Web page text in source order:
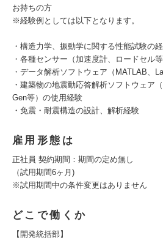
お持ちの方
※経験例としては以下となります。
・構造力学、振動学に関する性能試験の
・各種センサー（加速度計、ロードセル
・データ解析ソフトウェア（MATLAB、
・建築物の地震動応答解析ソフトウェア
Gen等）の使用経験
・免震・耐震構造の設計、解析経験
雇用形態は
正社員 契約期間：期間の定め無し
（試用期間6ヶ月)
※試用期間中の条件変更はありません
どこで働くか
【開発統括部】